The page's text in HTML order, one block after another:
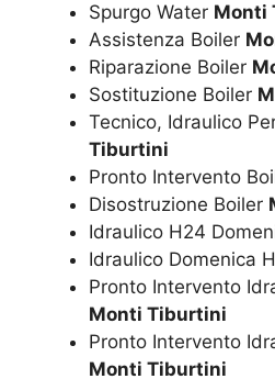
Spurgo Water Monti
Assistenza Boiler
Riparazione Boiler
Sostituzione Boiler
Tecnico, Idraulico
Tiburtini
Pronto Intervento
Disostruzione Boiler
Idraulico H24
Idraulico Domenica
Pronto Intervento
Monti Tiburtini
Pronto Intervento
Monti Tiburtini